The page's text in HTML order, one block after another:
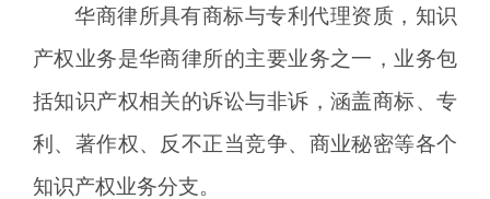
华商律所具有商标与专利代理资质，知识
产权业务是华商律所的主要业务之一，业务包
括知识产权相关的诉讼与非诉，涵盖商标、专
利、著作权、反不正当竞争、商业秘密等各个
知识产权业务分支。